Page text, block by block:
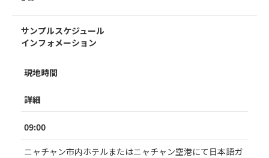
サンプルスケジュール
インフォメーション
現地時間
詳細
09:00
ニャチャン市内ホテルまたはニャチャン空港にて日本語ガ